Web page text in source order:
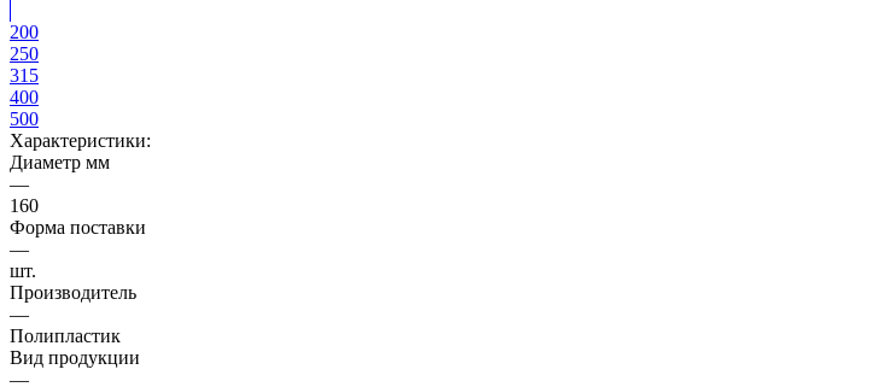
200
250
315
400
500
Характеристики:
Диаметр мм
—
160
Форма поставки
—
шт.
Производитель
—
Полипластик
Вид продукции
—